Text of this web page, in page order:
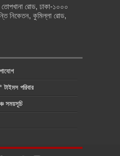
রোড, ঢাকা-১০০০
নিকেতন, কুমিল্লা রোড,
টাইমস পরিবার
সময়সূচি